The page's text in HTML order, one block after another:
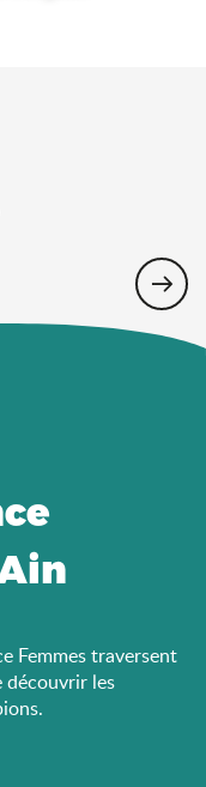
l’Ain !
Femmes traversent
découvrir les